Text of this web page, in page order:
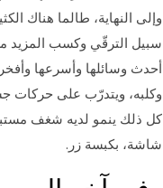
وإلى النهاية، طالما هناك
سبيل الترقّي وكسب المزيد
أحدث وسائلها وأسرعها
وكلبه، ويتدرّب على حركات
كل ذلك ينمو لديه شغف
شاشة، بكبسة زر.